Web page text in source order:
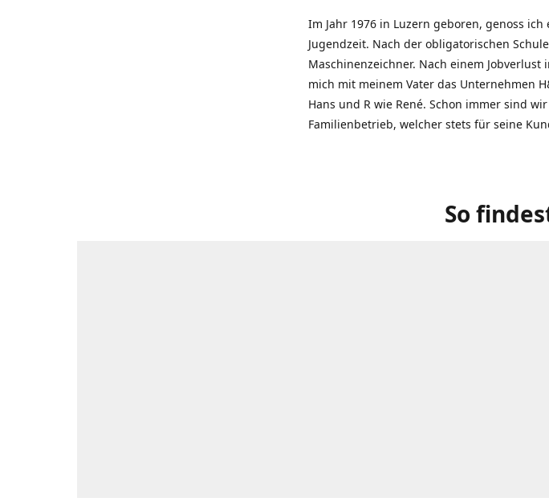
Im Jahr 1976 in Luzern geboren, genoss
Jugendzeit. Nach der obligatorischen
Maschinenzeichner. Nach einem
mich mit meinem Vater das Unternehmen
Hans und R wie René. Schon immer sind
Familienbetrieb, welcher stets für seine
So